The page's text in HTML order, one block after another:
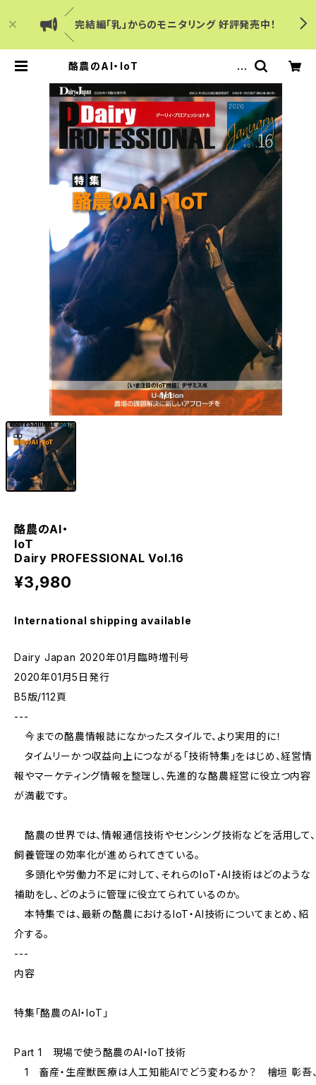
／
完結編「乳」からのモニタリング 好評発売中！
＼
酪農のAI・IoT
y PROFESSIONAL Vol.16 | Dair
y Japanショップ
1/1
酪農のAI・
Dairy PROFESSIONAL Vol.16
¥3,980
International shipping available
Dairy Japan 2020年01月臨時増刊号
2020年01月5日発行
B5版/112頁
---
今までの酪農情報誌になかったスタイルで、より実用的に！
タイムリーかつ収益向上につながる「技術特集」をはじめ、経営情
報やマーケティング情報を整理し、先進的な酪農経営に役立つ内容
が満載です。
酪農の世界では、情報通信技術やセンシング技術などを活用して、
飼養管理の効率化が進められてきている。
多頭化や労働力不足に対して、それらのIoT・AI技術はどのような
補助をし、どのように管理に役立てられているのか。
本特集では、最新の酪農におけるIoT・AI技術についてまとめ、紹
介する。
---
内容
特集「酪農のAI・IoT」
Part 1 現場で使う酪農のAI・IoT技術
1 畜産・生産獣医療は人工知能AIでどう変わるか？ 檜垣 彰吾